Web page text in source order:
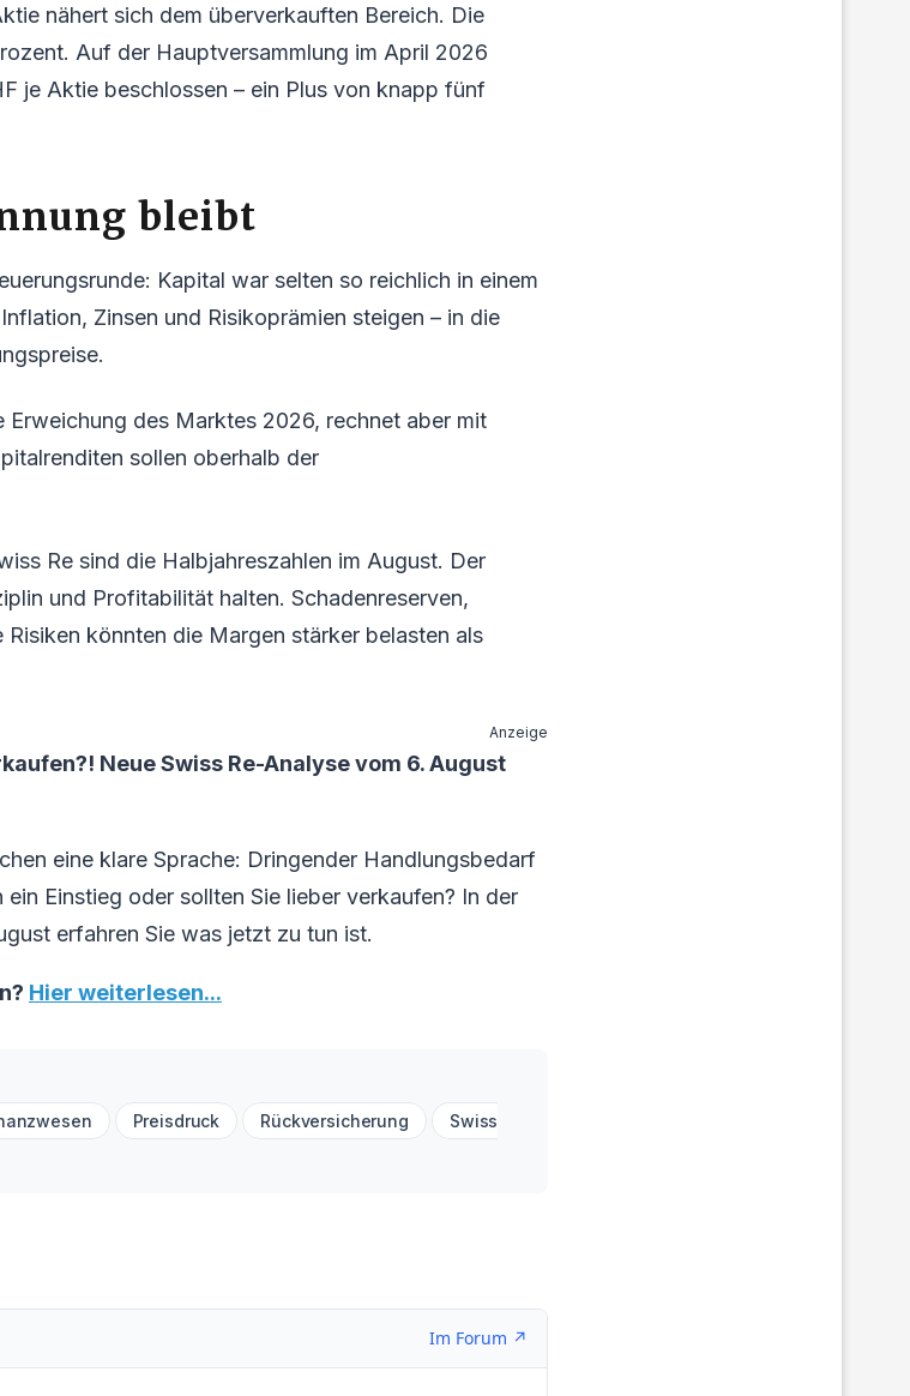
nähert sich dem überverkauften Bereich. Die
Auf der Hauptversammlung im April 2026
je Aktie beschlossen – ein Plus von knapp fünf
bleibt
Kapital war selten so reichlich in einem
Zinsen und Risikoprämien steigen – in die
Erweichung des Marktes 2026, rechnet aber mit
sollen oberhalb der
Re sind die Halbjahreszahlen im August. Der
und Profitabilität halten. Schadenreserven,
könnten die Margen stärker belasten als
Anzeige
Neue Swiss Re-Analyse vom 6. August
eine klare Sprache: Dringender Handlungsbedarf
Einstieg oder sollten Sie lieber verkaufen? In der
erfahren Sie was jetzt zu tun ist.
Hier weiterlesen...
Preisdruck Rückversicherung
Swiss